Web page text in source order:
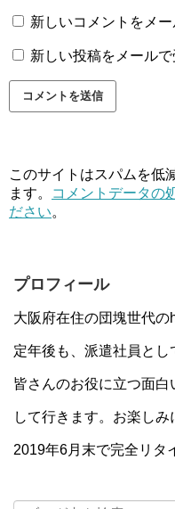
新しいコメントをメ
新しい投稿をメールで
このサイトはスパムを低
ます。
コメントデータの
ださい。
プロフィール
大阪府在住の団塊世代の
定年後も、派遣社員とし
皆さんのお役に立つ面白
して行きます。お楽しみ
2019年6月末で完全リタ